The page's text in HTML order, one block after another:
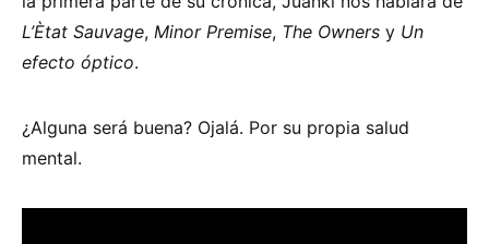
L’Ètat Sauvage, Minor Premise, The Owners y Un
efecto óptico.
¿Alguna será buena? Ojalá. Por su propia salud
mental.